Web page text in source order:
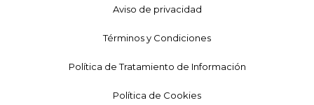
Aviso de privacidad
Términos y Condiciones
Política de Tratamiento de Información
Política de Cookies